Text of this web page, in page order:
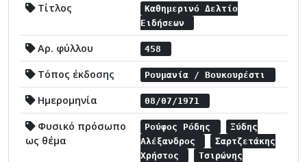
Τίτλος
Καθημερινό Δελτίο
Ειδήσεων
Αρ. φύλλου 458
Τόπος έκδοσης Ρουμανία / Βουκουρέστι
Ημερομηνία 08/07/1971
Φυσικό πρόσωπο
ως θέμα
Ρούφος Ρόδης
Ξύδης
Αλέξανδρος
Σαρτζετάκης
Χρήστος
Τσιρώνης